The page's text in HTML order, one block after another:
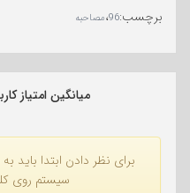
برچسب:
96،مصاحبه
میانگین امتیاز کاربران:
برای نظر دادن ابتدا باید
سیستم روی